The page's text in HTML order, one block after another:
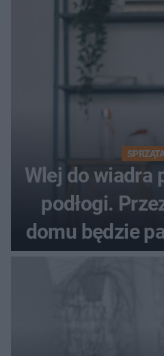
Wlej do wiadra
podłogi.
domu będzie